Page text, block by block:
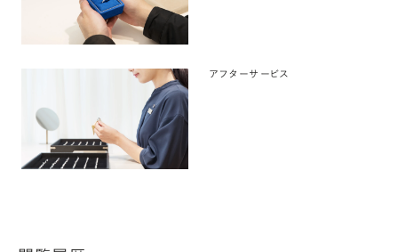
アフターサービス